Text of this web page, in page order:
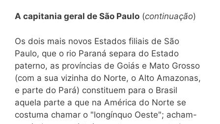
A capitania geral de São Paulo (continuação)
Os dois mais novos Estados filiais de São
Paulo, que o rio Paraná separa do Estado
paterno, as províncias de Goiás e Mato Grosso
(com a sua vizinha do Norte, o Alto Amazonas,
e parte do Pará) constituem para o Brasil
aquela parte a que na América do Norte se
costuma chamar o "longínquo Oeste"; acham-